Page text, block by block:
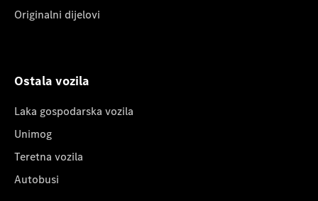
Originalni dijelovi
Ostala vozila
Laka gospodarska vozila
Unimog
Teretna vozila
Autobusi